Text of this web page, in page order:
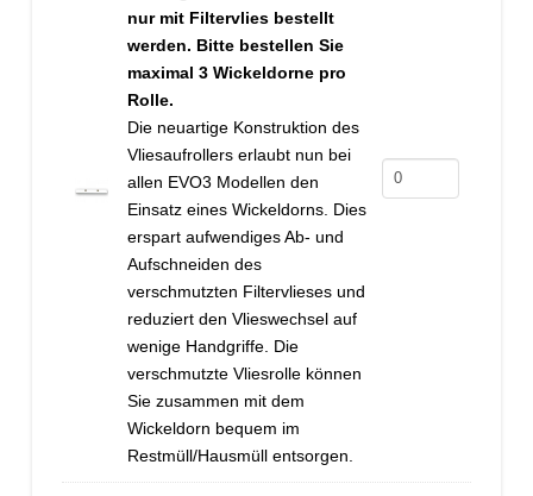
nur mit Filtervlies bestellt
werden. Bitte bestellen Sie
maximal 3 Wickeldorne pro
Rolle.
Die neuartige Konstruktion des
Vliesaufrollers erlaubt nun bei
allen EVO3 Modellen den
Einsatz eines Wickeldorns. Dies
erspart aufwendiges Ab- und
Aufschneiden des
verschmutzten Filtervlieses und
reduziert den Vlieswechsel auf
wenige Handgriffe. Die
verschmutzte Vliesrolle können
Sie zusammen mit dem
Wickeldorn bequem im
Restmüll/Hausmüll entsorgen.
Wickeldorn